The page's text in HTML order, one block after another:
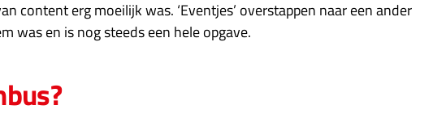
content erg moeilijk was. ‘Eventjes’ overstappen naar een ander
was en is nog steeds een hele opgave.